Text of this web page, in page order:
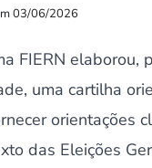
03/06/2026
FIERN elaborou,
uma cartilha
orientações
das Eleições